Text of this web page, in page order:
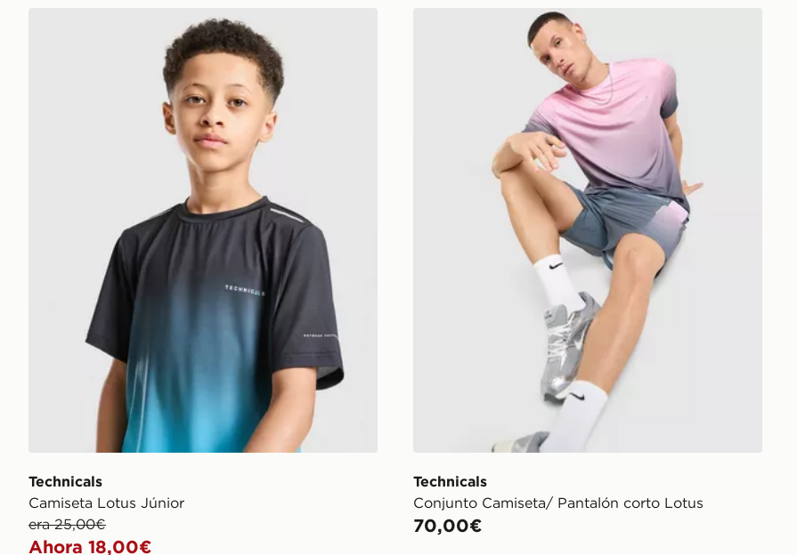
Technicals Camiseta Lotus Júnior
Technicals
Camiseta Lotus Júnior
era 25,00€
Ahora 18,00€
Technicals Conjunto Camiseta/ Pantalón corto Lotus
Technicals
Conjunto Camiseta/ Pantalón corto Lotus
70,00€